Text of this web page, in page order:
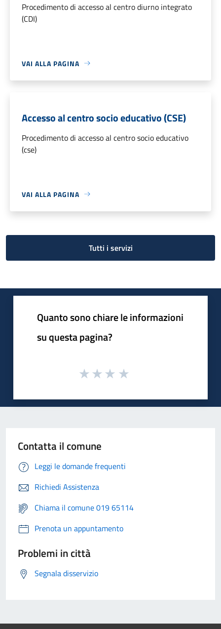
Procedimento di accesso al centro diurno integrato
(CDI)
VAI ALLA PAGINA
Accesso al centro socio educativo (CSE)
Procedimento di accesso al centro socio educativo
(cse)
VAI ALLA PAGINA
Tutti i servizi
Quanto sono chiare le informazioni
su questa pagina?
Contatta il comune
Leggi le domande frequenti
Richiedi Assistenza
Chiama il comune 019 65114
Prenota un appuntamento
Problemi in città
Segnala disservizio